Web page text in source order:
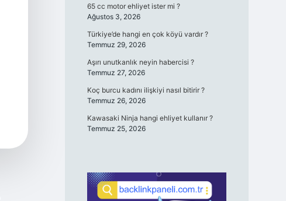
65 cc motor ehliyet ister mi ?
Ağustos 3, 2026
Türkiye’de hangi en çok köyü vardır ?
Temmuz 29, 2026
Aşırı unutkanlık neyin habercisi ?
Temmuz 27, 2026
Koç burcu kadını ilişkiyi nasıl bitirir ?
Temmuz 26, 2026
Kawasaki Ninja hangi ehliyet kullanır ?
Temmuz 25, 2026